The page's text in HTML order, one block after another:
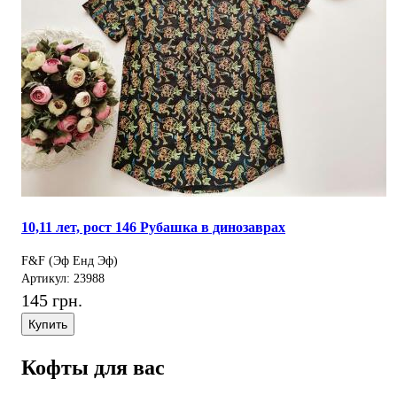
10,11 лет, рост 146 Рубашка в динозаврах
F&F (Эф Енд Эф)
Артикул: 23988
145 грн.
Купить
Кофты для вас